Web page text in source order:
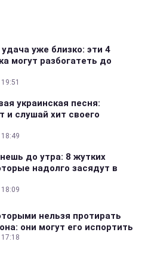
уже близко: эти 4
могут разбогатеть до
украинская песня:
и слушай хит своего
18:49
до утра: 8 жутких
надолго засядут в
18:09
нельзя протирать
они могут его испортить
17:18